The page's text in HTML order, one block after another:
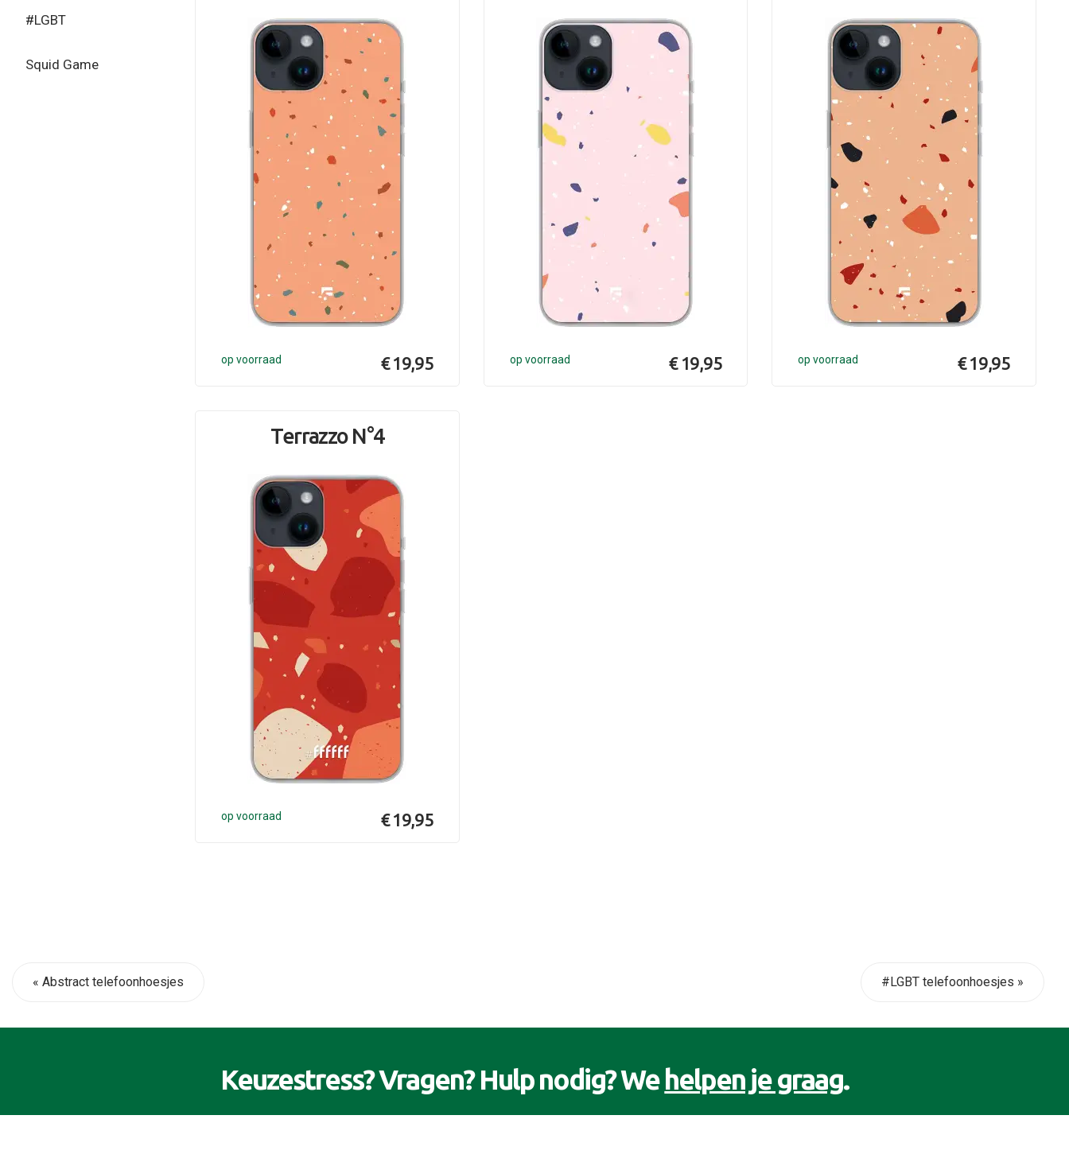
#LGBT
Squid Game
op voorraad € 19,95 op voorraad € 19,95 op voorraad € 19,95
Terrazzo N°4
op voorraad € 19,95
« Abstract telefoonhoesjes #LGBT telefoonhoesjes »
Keuzestress? Vragen? Hulp nodig? Wehelpen je graag.